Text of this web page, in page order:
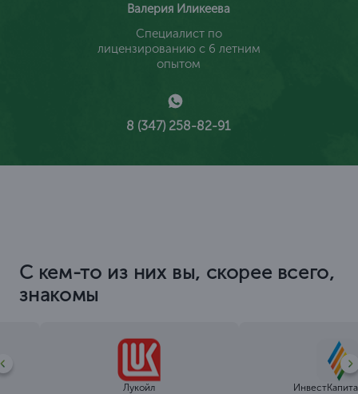
Валерия Иликеева
Специалист по
лицензированию с 6 летним
опытом
8 (347) 258-82-91
С кем-то из них вы, скорее всего,
знакомы
Лукойл